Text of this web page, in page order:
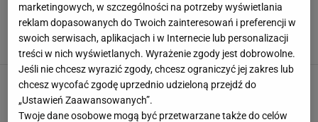
Taylor Swift i Travis Kelce są już po ślubie!
Mało kto wie, w jaki sposób się poznali
Aleksandra Pietrow,4 LIPCA 2026, 09:40
Taylor Swift i Travis Kelce szykują ślub
stulecia? Fani prześwietlili każdy szczegół
Dominika Kowalska,30 CZERWCA 2026, 20:14
marketingowych, w szczególności na potrzeby wyświetlania
reklam dopasowanych do Twoich zainteresowań i preferencji w
swoich serwisach, aplikacjach i w Internecie lub personalizacji
treści w nich wyświetlanych. Wyrażenie zgody jest dobrowolne.
Jeśli nie chcesz wyrazić zgody, chcesz ograniczyć jej zakres lub
chcesz wycofać zgodę uprzednio udzieloną przejdź do
„Ustawień Zaawansowanych”.
Twoje dane osobowe mogą być przetwarzane także do celów